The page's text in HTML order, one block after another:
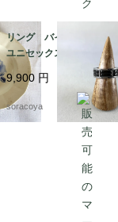
リング バイカラー
ユニセックス メン
ズ 20号 スカーフリ
ングとしても 12aceh
20-5
9,900 円
soracoya